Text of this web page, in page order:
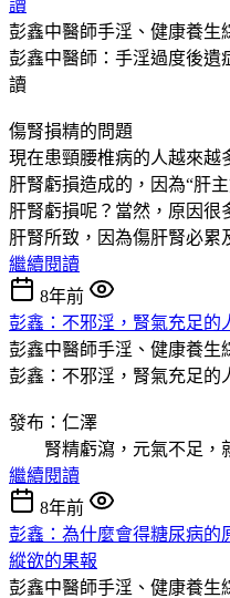
讀
彭鑫中醫師手淫、健康養生
彭鑫中醫師：手淫過度後
讀
傷腎損精的問題
現在患頸腰椎病的人越來越
肝腎虧損造成的，因為“肝
肝腎虧損呢？當然，原因很
肝腎所致，因為傷肝腎必累
繼續閱讀
8年前
彭鑫：不邪淫，腎氣充足的
彭鑫中醫師手淫、健康養生
彭鑫：不邪淫，腎氣充足的
發布：仁澤
腎精虧瀉，元氣不足，就
繼續閱讀
8年前
彭鑫：為什麼會得糖尿病的
縱欲的果報
彭鑫中醫師手淫、健康養生